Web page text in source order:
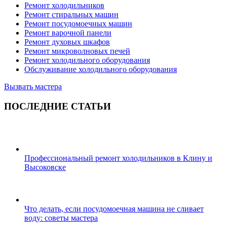
Ремонт холодильников
Ремонт стиральных машин
Ремонт посудомоечных машин
Ремонт варочной панели
Ремонт духовых шкафов
Ремонт микроволновых печей
Ремонт холодильного оборудования
Обслуживание холодильного оборудования
Вызвать мастера
ПОСЛЕДНИЕ СТАТЬИ
Профессиональный ремонт холодильников в Клину и
Высоковске
Что делать, если посудомоечная машина не сливает
воду: советы мастера